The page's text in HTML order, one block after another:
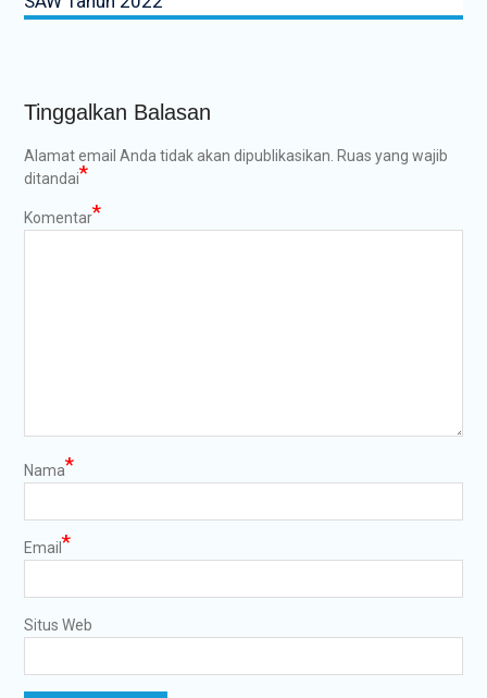
Tinggalkan Balasan
Alamat email Anda tidak akan dipublikasikan. Ruas yang wajib
ditandai*
Komentar*
Nama*
Email *
Situs Web